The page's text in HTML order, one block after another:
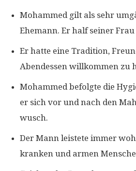
Mohammed gilt als sehr
Ehemann. Er half seiner
Er hatte eine Tradition,
Abendessen willkommen zu
Mohammed befolgte die
er sich vor und nach den
wusch.
Der Mann leistete immer
kranken und armen